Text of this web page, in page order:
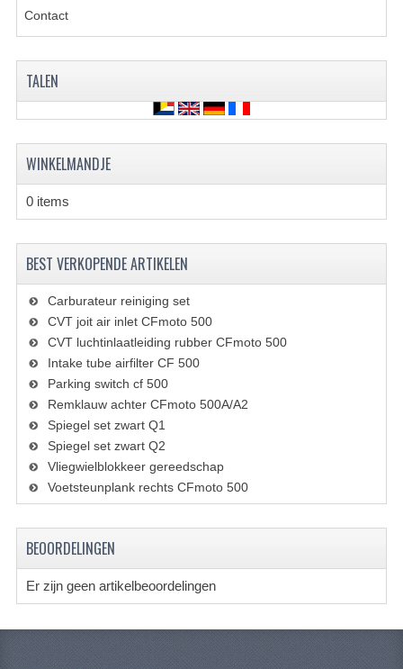
REM SYSTEEM
STUUR INRICHTING
TANDWIELEN EN KETTING
UITLAAT
VELGEN
VERLICHTING
SHINERAY 300 STE
SHINERAY 300ST 5E
SHINERAY 350ST-2E
SHINERAY SPYDER/STIXE 250CC
BODY KAPPEN EN FRAME
GEREEDSCHAP
KABELS
Contact
TALEN
WINKELMANDJE
0 items
BEST VERKOPENDE ARTIKELEN
Carburateur reiniging set
CVT joit air inlet CFmoto 500
CVT luchtinlaatleiding rubber CFmoto 500
Intake tube airfilter CF 500
Parking switch cf 500
Remklauw achter CFmoto 500A/A2
Spiegel set zwart Q1
Spiegel set zwart Q2
Vliegwielblokkeer gereedschap
Voetsteunplank rechts CFmoto 500
BEOORDELINGEN
Er zijn geen artikelbeoordelingen